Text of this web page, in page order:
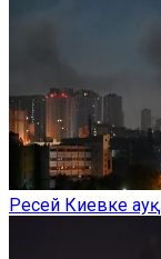
Ресей Киевке